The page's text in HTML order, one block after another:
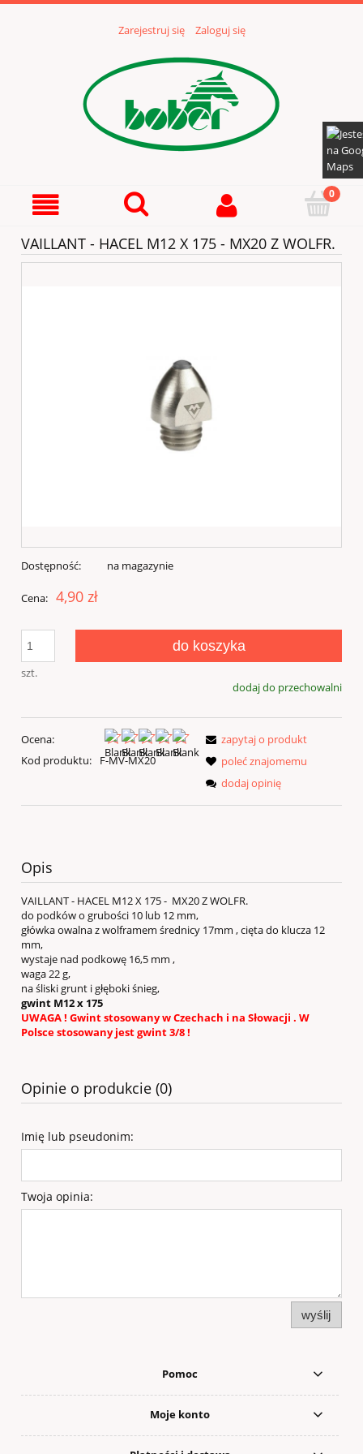
Zarejestruj się Zaloguj się
VAILLANT - HACEL M12 X 175 - MX20 Z WOLFR.
Dostępność: na magazynie
Cena: 4,90 zł
szt.
do koszyka
dodaj do przechowalni
Ocena:
Kod produktu:
F-MV-MX20
zapytaj o produkt
poleć znajomemu
dodaj opinię
Opis
VAILLANT - HACEL M12 X 175 - MX20 Z WOLFR.
do podków o grubości 10 lub 12 mm,
główka owalna z wolframem średnicy 17mm , cięta do klucza 12
mm,
wystaje nad podkowę 16,5 mm ,
waga 22 g,
na śliski grunt i głęboki śnieg,
gwint M12 x 175
UWAGA ! Gwint stosowany w Czechach i na Słowacji . W
Polsce stosowany jest gwint 3/8 !
Opinie o produkcie (0)
Imię lub pseudonim:
Twoja opinia:
wyślij
Pomoc
Moje konto